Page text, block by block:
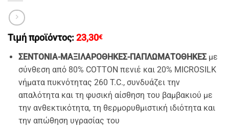
Τιμή προϊόντος: 23,30€
ΣΕΝΤΟΝΙΑ-ΜΑΞΙΛΑΡΟΘΗΚΕΣ-ΠΑΠΛΩΜΑΤΟΘΗΚΕΣ με
σύνθεση από 80% COTTON πενιέ και 20% MICROSILK
νήματα πυκνότητας 260 T.C., συνδυάζει την
απαλότητα και τη φυσική αίσθηση του βαμβακιού με
την ανθεκτικότητα, τη θερμορυθμιστική ιδιότητα και
την απώθηση υγρασίας του